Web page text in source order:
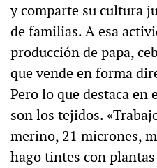
y comparte su cultura
de familias. A esa
producción de papa,
que vende en forma
Pero lo que destaca en
son los tejidos.
merino, 21 micrones,
hago tintes con